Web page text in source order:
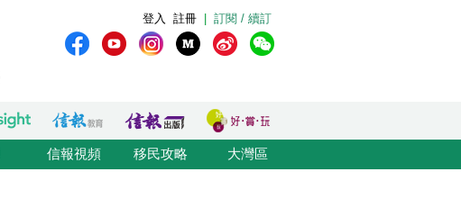
訂閱 / 續訂
註冊
登入
信報視頻 移民攻略 大灣區